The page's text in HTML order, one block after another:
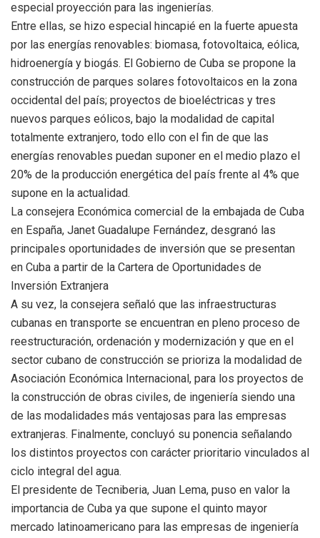
especial proyección para las ingenierías.
Entre ellas, se hizo especial hincapié en la fuerte apuesta
por las energías renovables: biomasa, fotovoltaica, eólica,
hidroenergía y biogás. El Gobierno de Cuba se propone la
construcción de parques solares fotovoltaicos en la zona
occidental del país; proyectos de bioeléctricas y tres
nuevos parques eólicos, bajo la modalidad de capital
totalmente extranjero, todo ello con el fin de que las
energías renovables puedan suponer en el medio plazo el
20% de la producción energética del país frente al 4% que
supone en la actualidad.
La consejera Económica comercial de la embajada de Cuba
en España, Janet Guadalupe Fernández, desgranó las
principales oportunidades de inversión que se presentan
en Cuba a partir de la Cartera de Oportunidades de
Inversión Extranjera
A su vez, la consejera señaló que las infraestructuras
cubanas en transporte se encuentran en pleno proceso de
reestructuración, ordenación y modernización y que en el
sector cubano de construcción se prioriza la modalidad de
Asociación Económica Internacional, para los proyectos de
la construcción de obras civiles, de ingeniería siendo una
de las modalidades más ventajosas para las empresas
extranjeras. Finalmente, concluyó su ponencia señalando
los distintos proyectos con carácter prioritario vinculados al
ciclo integral del agua.
El presidente de Tecniberia, Juan Lema, puso en valor la
importancia de Cuba ya que supone el quinto mayor
mercado latinoamericano para las empresas de ingeniería